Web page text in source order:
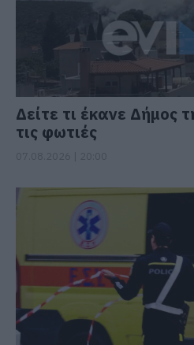
Δείτε τι έκανε Δήμος
τις φωτιές